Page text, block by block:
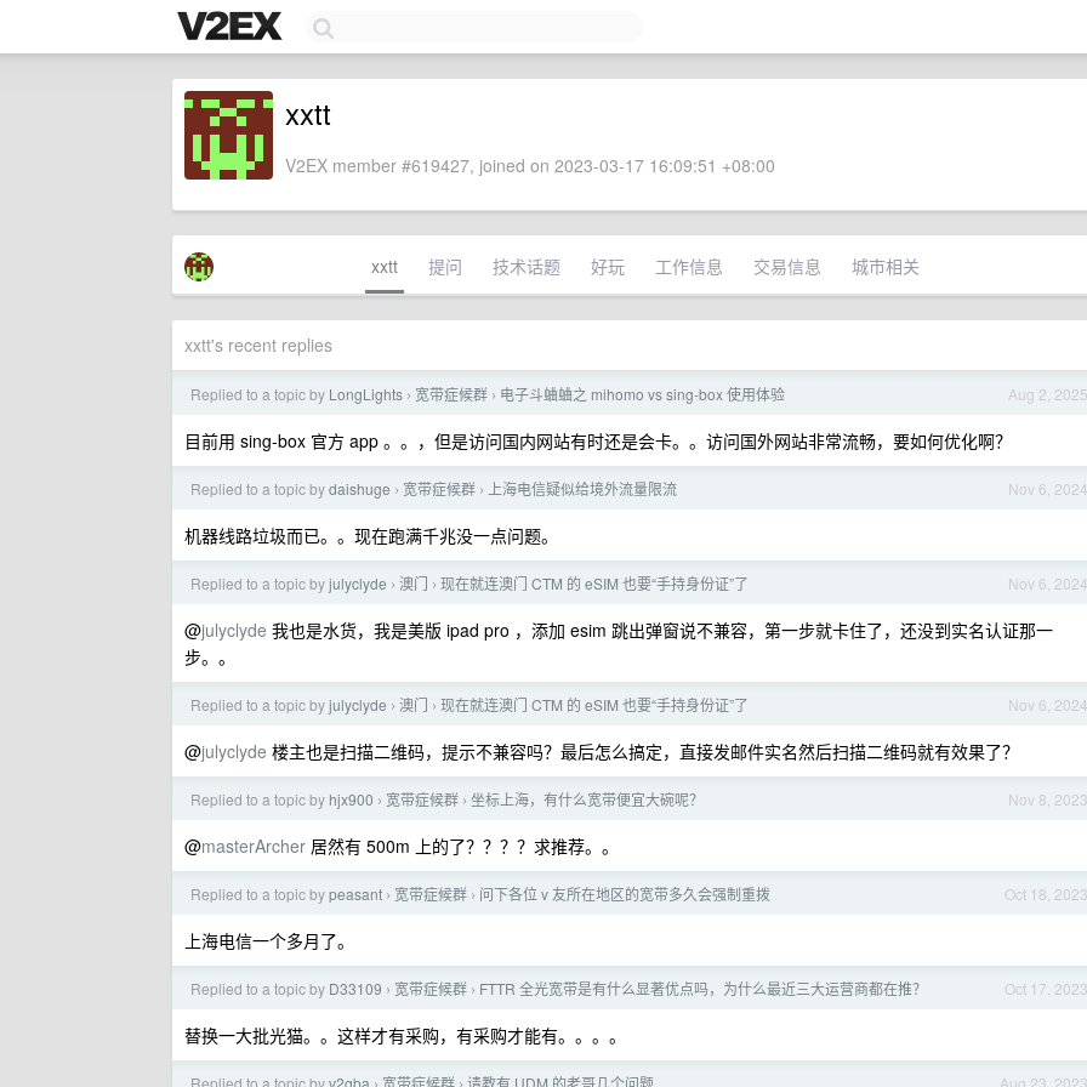
xxtt
V2EX member #619427, joined on 2023-03-17 16:09:51 +08:00
xxtt 提问 技术话题 好玩 工作信息 交易信息 城市相关
xxtt's recent replies
Aug 2, 2025
Replied to a topic by LongLights › 宽带症候群 › 电子斗蛐蛐之 mihomo vs sing-box 使用体验
目前用 sing-box 官方 app 。。，但是访问国内网站有时还是会卡。。访问国外网站非常流畅，要如何优化啊？
Nov 6, 2024
Replied to a topic bydaishuge › 宽带症候群 › 上海电信疑似给境外流量限流
机器线路垃圾而已。。现在跑满千兆没一点问题。
Nov 6, 2024
Replied to a topic byjulyclyde › 澳门 › 现在就连澳门 CTM 的 eSIM 也要“手持身份证”了
@julyclyde 我也是水货，我是美版 ipad pro ，添加 esim 跳出弹窗说不兼容，第一步就卡住了，还没到实名认证那一
步。。
Nov 6, 2024
Replied to a topic byjulyclyde › 澳门 › 现在就连澳门 CTM 的 eSIM 也要“手持身份证”了
@julyclyde 楼主也是扫描二维码，提示不兼容吗？最后怎么搞定，直接发邮件实名然后扫描二维码就有效果了？
Nov 8, 2023
Replied to a topic by hjx900 › 宽带症候群 › 坐标上海，有什么宽带便宜大碗呢？
@masterArcher 居然有 500m 上的了？？？？求推荐。。
Oct 18, 2023
Replied to a topic bypeasant › 宽带症候群 › 问下各位 v 友所在地区的宽带多久会强制重拨
上海电信一个多月了。
Oct 17, 2023
Replied to a topic by D33109 › 宽带症候群 › FTTR 全光宽带是有什么显著优点吗，为什么最近三大运营商都在推？
替换一大批光猫。。这样才有采购，有采购才能有。。。。
Aug 23, 2023
Replied to a topic byv2gba 宽带症候群 请教有 UDM 的老哥几个问题